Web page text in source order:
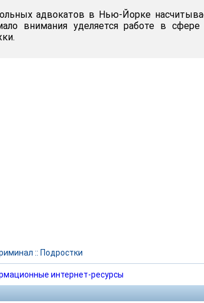
адвокатов в Нью-Йорке
внимания уделяется работе в сфере
:: Подростки
интернет-ресурсы